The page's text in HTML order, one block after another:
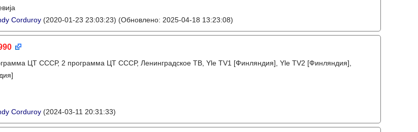
Corduroy (2020-01-23 23:03:23) (Обновлено: 2025-04-18 13:23:08)
ЦТ СССР, 2 программа ЦТ СССР, Ленинградское ТВ, Yle TV1 [Финляндия], Yle TV2 [Финляндия],
Corduroy (2024-03-11 20:31:33)